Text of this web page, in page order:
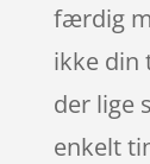
færdig
ikke din
der lige
enkelt